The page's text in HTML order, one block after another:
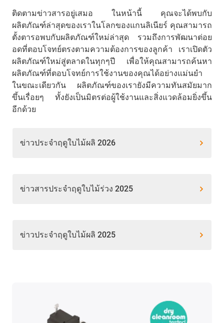
ติดตามข่าวสารอยู่เสมอ ในหน้านี้ คุณจะได้พบกับ
ผลิตภัณฑ์ล่าสุดของเราในโลกของแกนลิเนียร์ คุณสามารถ
ตั้งตารอพบกับผลิตภัณฑ์ใหม่ล่าสุด รวมถึงการพัฒนาต่อย
อดที่ตอบโจทย์ตรงตามความต้องการของลูกค้า เราเปิดตัว
ผลิตภัณฑ์ใหม่สู่ตลาดในทุกๆปี เพื่อให้คุณสามารถค้นหา
ผลิตภัณฑ์ที่ตอบโจทย์การใช้งานของคุณได้อย่างแม่นยำ
ในขณะเดียวกัน ผลิตภัณฑ์ของเรายังมีความทันสมัยมาก
ขึ้นเรื่อยๆ ทั้งยังเป็นมิตรต่อผู้ใช้งานและสิ่งแวดล้อมยิ่งขึ้น
อีกด้วย
ข่าวประจำฤดูใบไม้ผลิ 2026
ข่าวสารประจำฤดูใบไม้ร่วง 2025
ข่าวประจำฤดูใบไม้ผลิ 2025